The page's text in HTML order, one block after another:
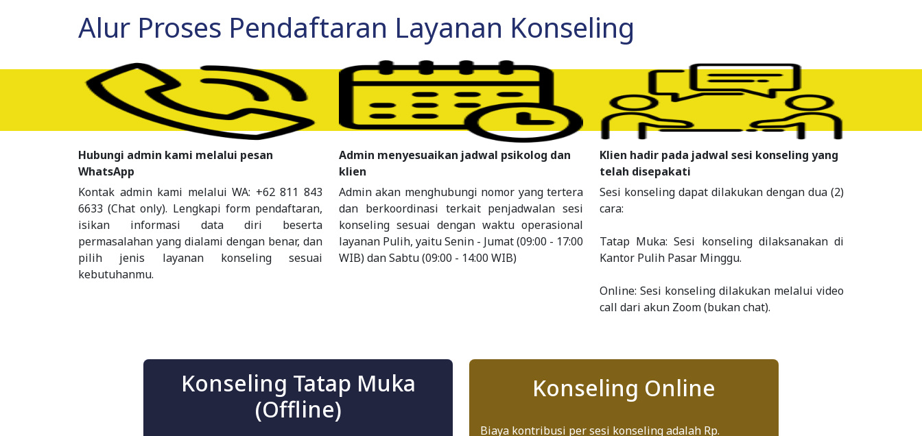
Alur Proses Pendaftaran Layanan Konseling
Hubungi admin kami melalui pesan
WhatsApp
Kontak admin kami melalui WA: +62 811 843
6633 (Chat only). Lengkapi form pendaftaran,
isikan informasi data diri beserta
permasalahan yang dialami dengan benar, dan
pilih jenis layanan konseling sesuai
kebutuhanmu.
Admin menyesuaikan jadwal psikolog dan
klien
Admin akan menghubungi nomor yang tertera
dan berkoordinasi terkait penjadwalan sesi
konseling sesuai dengan waktu operasional
layanan Pulih, yaitu Senin - Jumat (09:00 - 17:00
WIB) dan Sabtu (09:00 - 14:00 WIB)
Klien hadir pada jadwal sesi konseling yang
telah disepakati
Sesi konseling dapat dilakukan dengan dua (2)
cara:
Tatap Muka: Sesi konseling dilaksanakan di
Kantor Pulih Pasar Minggu.
Online: Sesi konseling dilakukan melalui video
call dari akun Zoom (bukan chat).
Konseling Tatap Muka
(Offline)
Konseling Online
Biaya kontribusi per sesi konseling adalah Rp.